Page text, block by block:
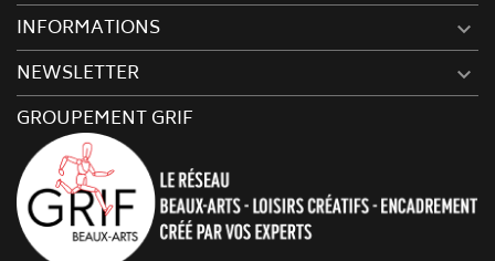
INFORMATIONS 
NEWSLETTER 
GROUPEMENT GRIF